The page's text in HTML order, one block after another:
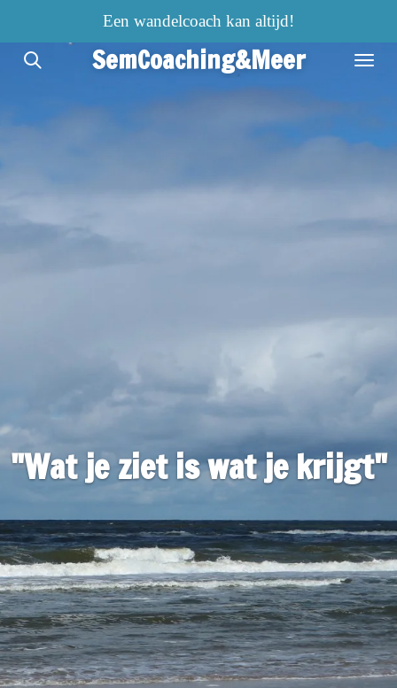
direct
naar
hoofdinhoud
SemCoaching&Meer
Een wandelcoach kan altijd!
"Wat je ziet is wat je krijgt"